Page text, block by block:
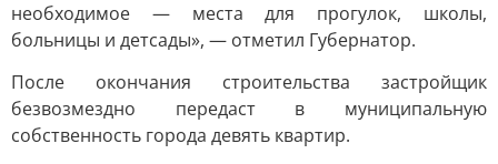
необходимое — места для прогулок, школы,
больницы и детсады», — отметил Губернатор.
После окончания строительства застройщик
безвозмездно передаст в муниципальную
собственность города девять квартир.